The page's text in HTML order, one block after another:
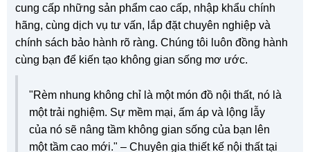
cung cấp những sản phẩm cao cấp, nhập khẩu chính
hãng, cùng dịch vụ tư vấn, lắp đặt chuyên nghiệp và
chính sách bảo hành rõ ràng. Chúng tôi luôn đồng hành
cùng bạn để kiến tạo không gian sống mơ ước.
"Rèm nhung không chỉ là một món đồ nội thất, nó là
một trải nghiệm. Sự mềm mại, ấm áp và lộng lẫy
của nó sẽ nâng tầm không gian sống của bạn lên
một tầm cao mới." – Chuyên gia thiết kế nội thất tại